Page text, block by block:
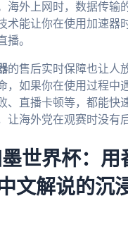
海外上网时，数据传输
术能让你在使用加速器
播。
的售后实时保障也让人
，如果你在使用过程中
、直播卡顿等，都能快
让海外党在观赛时没有
世界杯：用
文解说的沉